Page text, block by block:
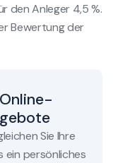
den Anleger 4,5 %.
Bewertung der
Sie Ihre
ein persönliches